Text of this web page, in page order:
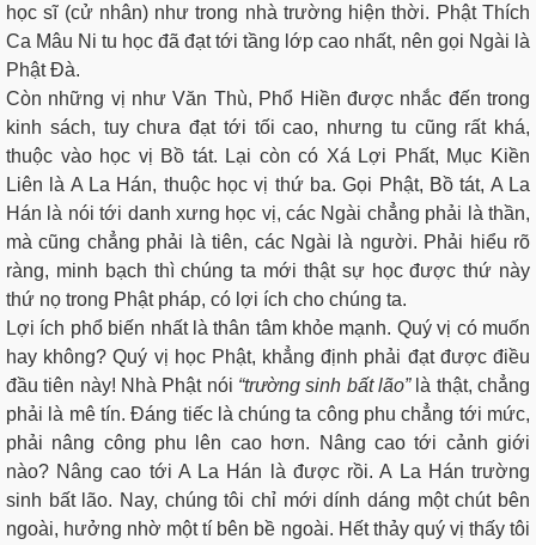
học sĩ (cử nhân) như trong nhà trường hiện thời. Phật Thích
Ca Mâu Ni tu học đã đạt tới tầng lớp cao nhất, nên gọi Ngài là
Phật Đà.
Còn những vị như Văn Thù, Phổ Hiền được nhắc đến trong
kinh sách, tuy chưa đạt tới tối cao, nhưng tu cũng rất khá,
thuộc vào học vị Bồ tát. Lại còn có Xá Lợi Phất, Mục Kiền
Liên là A La Hán, thuộc học vị thứ ba. Gọi Phật, Bồ tát, A La
Hán là nói tới danh xưng học vị, các Ngài chẳng phải là thần,
mà cũng chẳng phải là tiên, các Ngài là người. Phải hiểu rõ
ràng, minh bạch thì chúng ta mới thật sự học được thứ này
thứ nọ trong Phật pháp, có lợi ích cho chúng ta.
Lợi ích phổ biến nhất là thân tâm khỏe mạnh. Quý vị có muốn
hay không? Quý vị học Phật, khẳng định phải đạt được điều
đầu tiên này! Nhà Phật nói “trường sinh bất lão” là thật, chẳng
phải là mê tín. Đáng tiếc là chúng ta công phu chẳng tới mức,
phải nâng công phu lên cao hơn. Nâng cao tới cảnh giới
nào? Nâng cao tới A La Hán là được rồi. A La Hán trường
sinh bất lão. Nay, chúng tôi chỉ mới dính dáng một chút bên
ngoài, hưởng nhờ một tí bên bề ngoài. Hết thảy quý vị thấy tôi